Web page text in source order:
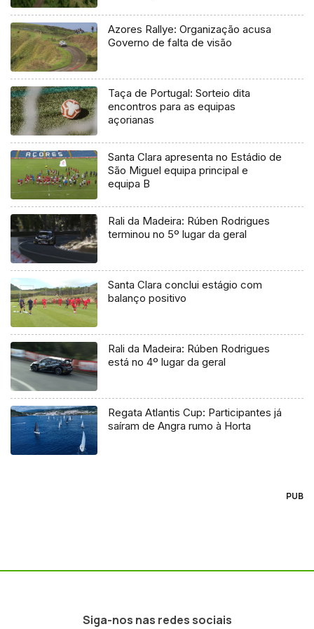
Azores Rallye: Organização acusa
Governo de falta de visão
Taça de Portugal: Sorteio dita
encontros para as equipas
açorianas
Santa Clara apresenta no Estádio de
São Miguel equipa principal e
equipa B
Rali da Madeira: Rúben Rodrigues
terminou no 5º lugar da geral
Santa Clara conclui estágio com
balanço positivo
Rali da Madeira: Rúben Rodrigues
está no 4º lugar da geral
Regata Atlantis Cup: Participantes já
saíram de Angra rumo à Horta
PUB
Siga-nos nas redes sociais